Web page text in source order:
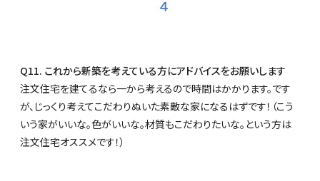
Q11. これから新築を考えている方にアドバイスをお願いします
注文住宅を建てるなら一から考えるので時間はかかります。です
が、じっくり考えてこだわりぬいた素敵な家になるはずです！（こう
いう家がいいな。色がいいな。材質もこだわりたいな。という方は
注文住宅オススメです！）